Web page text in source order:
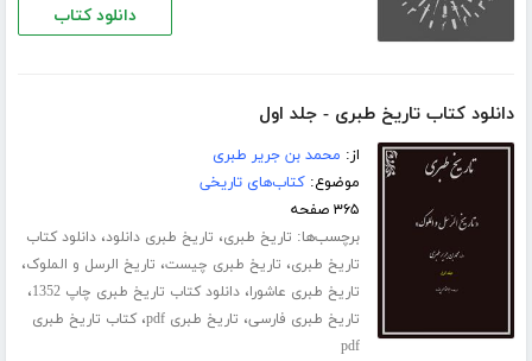
دانلود کتاب
دانلود کتاب تاریخ طبری - جلد اول
از: محمد بن جریر طبری
موضوع:کتاب‌های تاریخی
۳۶۵ صفحه
برچسب‌ها: تاریخ طبری، تاریخ طبری دانلود،دانلود کتاب
تاریخ طبری، تاریخ طبری چیست، تاریخ الرسل و الملوک،
تاریخ طبری عاشورا،دانلود کتاب تاریخ طبری چاپ 1352 ،
تاریخ طبری فارسی، تاریخ طبری pdf ،کتاب تاریخ طبری
pdf